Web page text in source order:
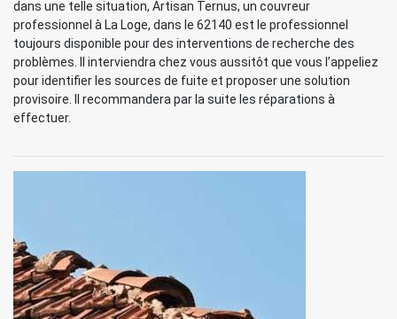
dans une telle situation, Artisan Ternus, un couvreur
professionnel à La Loge, dans le 62140 est le professionnel
toujours disponible pour des interventions de recherche des
problèmes. Il interviendra chez vous aussitôt que vous l’appeliez
pour identifier les sources de fuite et proposer une solution
provisoire. Il recommandera par la suite les réparations à
effectuer.